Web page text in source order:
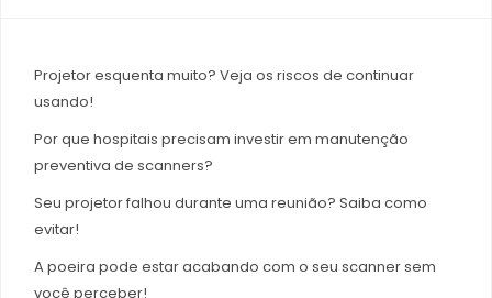
Projetor esquenta muito? Veja os riscos de continuar
usando!
Por que hospitais precisam investir em manutenção
preventiva de scanners?
Seu projetor falhou durante uma reunião? Saiba como
evitar!
A poeira pode estar acabando com o seu scanner sem
você perceber!